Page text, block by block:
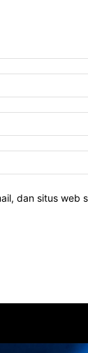
dan situs web